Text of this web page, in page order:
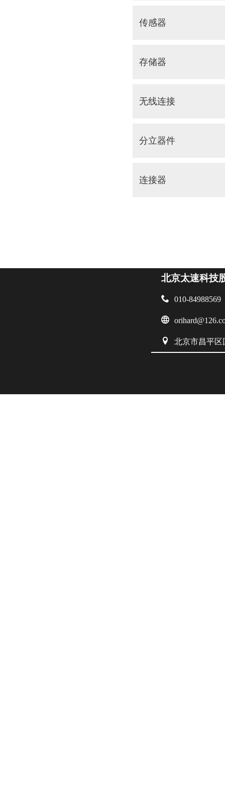
传感器
存储器
无线连接
分立器件
连接器
北京太速科技
 010-84988569

 北京市昌平区